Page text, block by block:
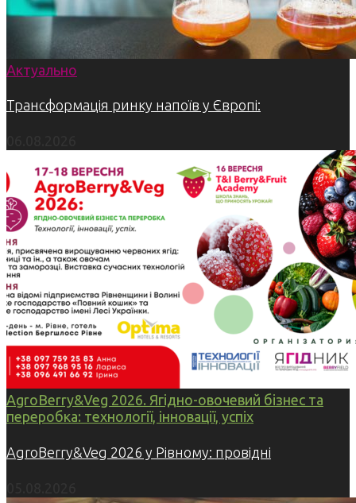
Актуально
Трансформація ринку напоїв у Європі:
AgroBerry&Veg 2026. Ягідно-овочевий бізнес та
переробка: технології, інновації, успіх
AgroBerry&Veg 2026 у Рівному: провідні